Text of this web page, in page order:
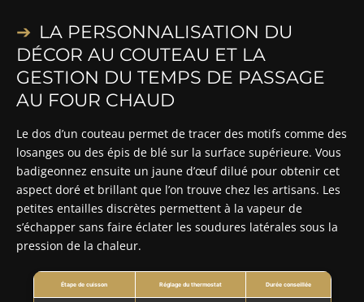
LA PERSONNALISATION DU
DÉCOR AU COUTEAU ET LA
GESTION DU TEMPS DE PASSAGE
AU FOUR CHAUD
Le dos d’un couteau permet de tracer des motifs comme des
losanges ou des épis de blé sur la surface supérieure. Vous
badigeonnez ensuite un jaune d’œuf dilué pour obtenir cet
aspect doré et brillant que l’on trouve chez les artisans. Les
petites entailles discrètes permettent à la vapeur de
s’échapper sans faire éclater les soudures latérales sous la
pression de la chaleur.
Étape de cuisson Réglage du thermostat Durée conseillée